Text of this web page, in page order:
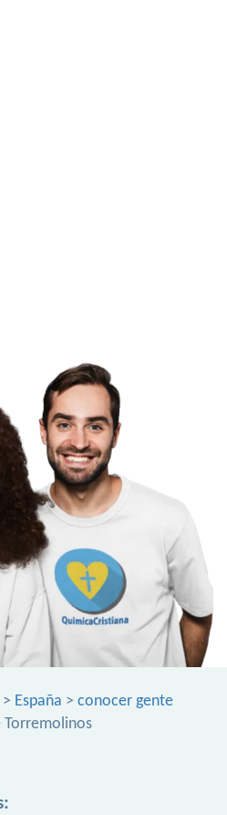
> España > conocer gente
Torremolinos